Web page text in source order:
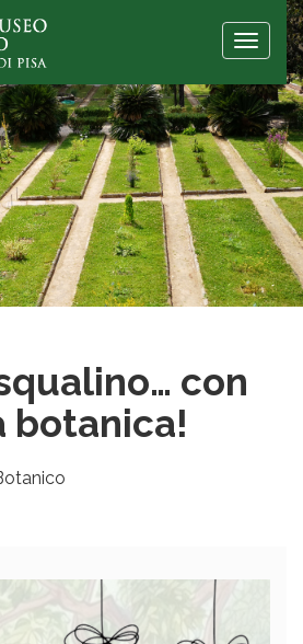
Toggle
con
botanica!